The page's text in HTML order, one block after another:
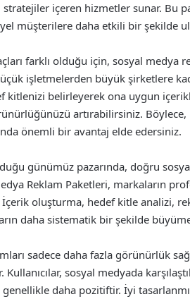
stratejiler içeren hizmetler sunar. Bu
müşterilere daha etkili bir şekilde
farklı olduğu için, sosyal medya
işletmelerden büyük şirketlere
kitlenizi belirleyerek ona uygun
artırabilirsiniz. Böylece,
önemli bir avantaj elde edersiniz.
günümüz pazarında, doğru
Reklam Paketleri, markaların
İçerik oluşturma, hedef kitle analizi,
daha sistematik bir şekilde
sadece daha fazla görünürlük
Kullanıcılar, sosyal medyada
daha pozitiftir. İyi